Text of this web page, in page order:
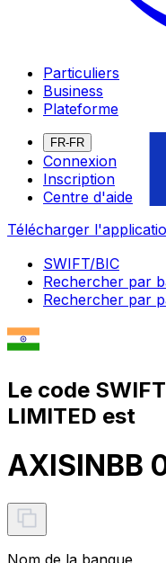
Particuliers
Business
Plateforme
FR-FR
Connexion
Inscription
Centre d'aide
Télécharger
SWIFT/BIC
Rechercher par
Rechercher par
Le code
LIMITED est
AXISINBB
Nom de la banque